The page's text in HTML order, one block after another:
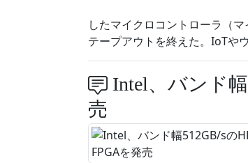
したマイクロコントローラ（
テープアウトを終えた。IoTや
Intel、バンド
売